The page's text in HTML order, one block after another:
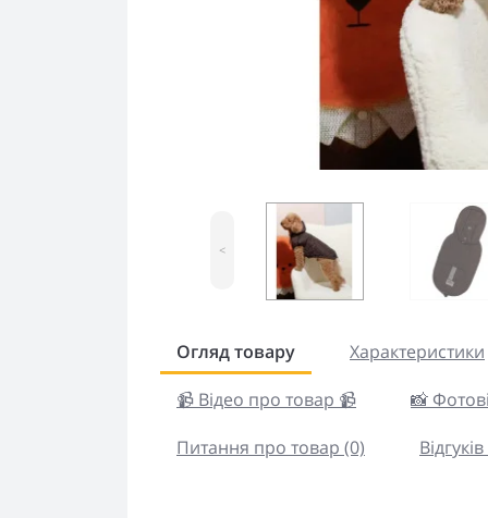
<
Огляд товару
Характеристики
📹 Відео про товар 📹
📸
Питання про товар (0)